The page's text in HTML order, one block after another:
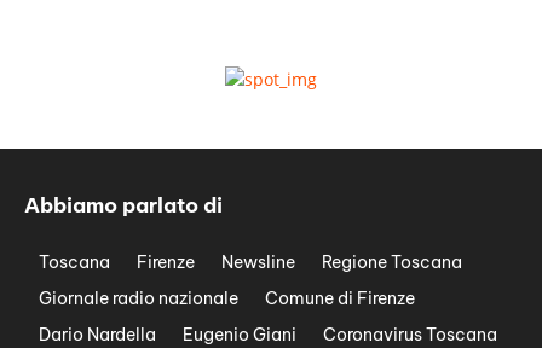
Abbiamo parlato di
Toscana Firenze Newsline
Regione Toscana
Giornale radio nazionale
Comune di Firenze
Dario Nardella
Eugenio Giani
Coronavirus Toscana